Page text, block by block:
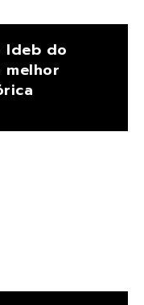
Ideb do